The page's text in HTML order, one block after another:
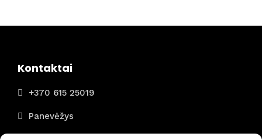
Kontaktai
+370 615 25019
Panevėžys